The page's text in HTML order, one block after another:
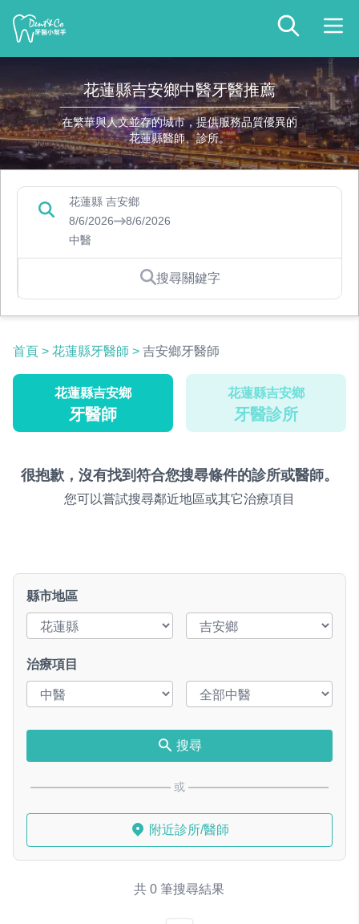
花蓮縣吉安鄉中醫牙醫推薦
在繁華與人文並存的城市，提供服務品質優異的
花蓮縣醫師、診所。
花蓮縣 吉安鄉
8/6/2026
8/6/2026
中醫
搜尋關鍵字
首頁 > 花蓮縣牙醫師 > 吉安鄉牙醫師
花蓮縣吉安鄉
牙醫師
花蓮縣吉安鄉
牙醫診所
很抱歉，沒有找到符合您搜尋條件的診所或醫師。
您可以嘗試搜尋鄰近地區或其它治療項目
縣市地區
治療項目
搜尋
或
附近診所/醫師
共 0 筆搜尋結果